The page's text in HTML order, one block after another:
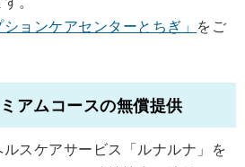
ションケアセンターとちぎ」 をご
アムコースの無償提供
スケアサービス「ルナルナ」を